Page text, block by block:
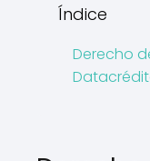
Índice
Derecho